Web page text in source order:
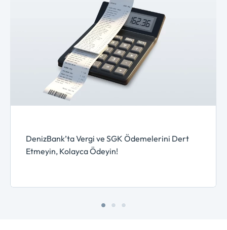
DenizBank’ta Vergi ve SGK Ödemelerini Dert
Etmeyin, Kolayca Ödeyin!